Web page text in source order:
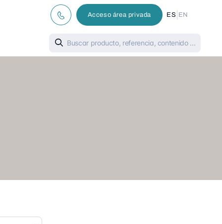
Acceso área privada ES EN